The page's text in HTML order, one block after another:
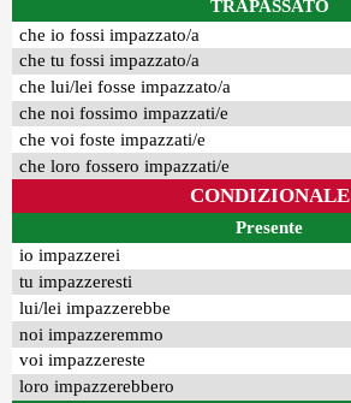
TRAPASSATO
che io fossi impazzato/a
che tu fossi impazzato/a
che lui/lei fosse impazzato/a
che noi fossimo impazzati/e
che voi foste impazzati/e
che loro fossero impazzati/e
CONDIZIONALE
Presente
io impazzerei
tu impazzeresti
lui/lei impazzerebbe
noi impazzeremmo
voi impazzereste
loro impazzerebbero